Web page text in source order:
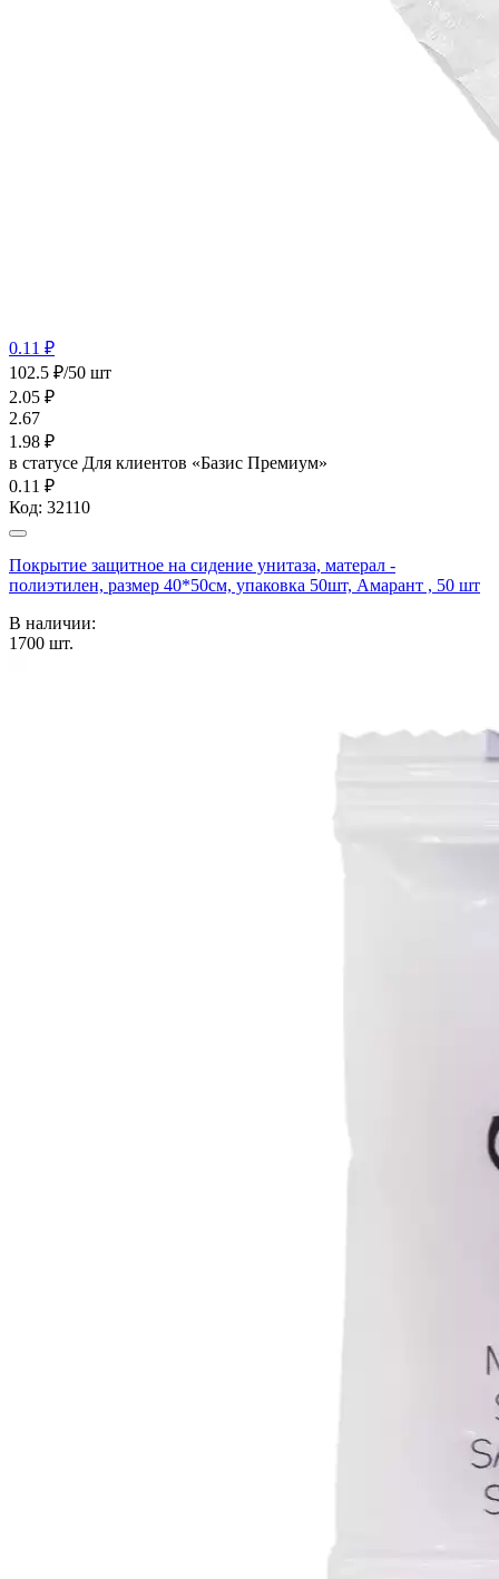
0.11 ₽
102.5 ₽/50 шт
2.05 ₽
2.67
1.98 ₽
в статусе Для клиентов «Базис Премиум»
0.11 ₽
Код: 32110
Покрытие защитное на сидение унитаза, матерал -
полиэтилен, размер 40*50см, упаковка 50шт, Амарант , 50 шт
В наличии:
1700 шт.